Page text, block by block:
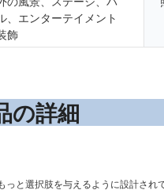
、エンターテイメント
飾
と選択肢を与えるように設計さ